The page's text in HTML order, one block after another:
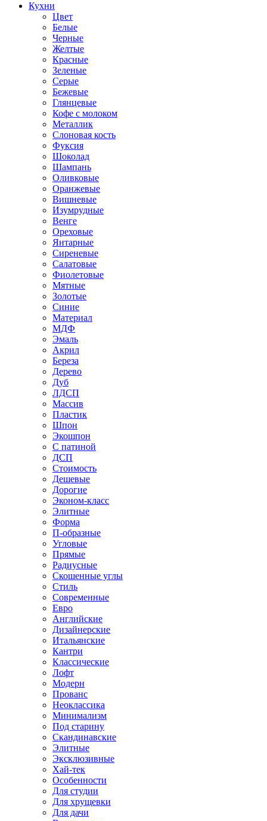
Кухни
Цвет
Белые
Черные
Желтые
Красные
Зеленые
Серые
Бежевые
Глянцевые
Кофе с молоком
Металлик
Слоновая кость
Фуксия
Шоколад
Шампань
Оливковые
Оранжевые
Вишневые
Изумрудные
Венге
Ореховые
Янтарные
Сиреневые
Салатовые
Фиолетовые
Мятные
Золотые
Синие
Материал
МДФ
Эмаль
Акрил
Береза
Дерево
Дуб
ЛДСП
Массив
Пластик
Шпон
Экошпон
С патиной
ДСП
Стоимость
Дешевые
Дорогие
Эконом-класс
Элитные
Форма
П-образные
Угловые
Прямые
Радиусные
Скошенные углы
Стиль
Современные
Евро
Английские
Дизайнерские
Итальянские
Кантри
Классические
Лофт
Модерн
Прованс
Неоклассика
Минимализм
Под старину
Скандинавские
Элитные
Эксклюзивные
Хай-тек
Особенности
Для студии
Для хрущевки
Для дачи